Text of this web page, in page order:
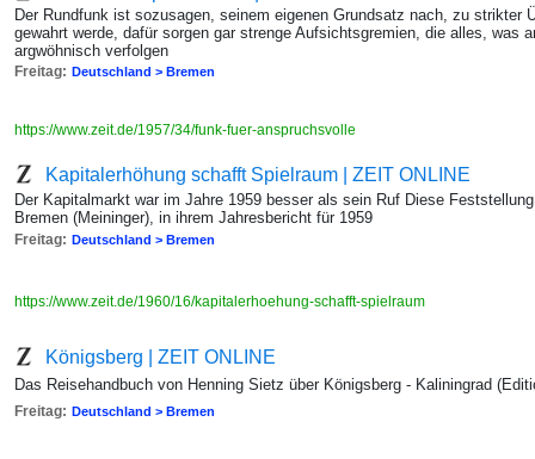
Der Rundfunk ist sozusagen, seinem eigenen Grundsatz nach, zu strikter
gewahrt werde, dafür sorgen gar strenge Aufsichtsgremien, die alles, was
argwöhnisch verfolgen
Freitag: Deutschland > Bremen
https://www.zeit.de/1957/34/funk-fuer-anspruchsvolle
Kapitalerhöhung schafft Spielraum | ZEIT ONLINE
Der Kapitalmarkt war im Jahre 1959 besser als sein Ruf Diese
Bremen (Meininger), in ihrem Jahresbericht für 1959
Freitag: Deutschland > Bremen
https://www.zeit.de/1960/16/kapitalerhoehung-schafft-spielraum
Königsberg | ZEIT ONLINE
Das Reisehandbuch von Henning Sietz über Königsberg - Kaliningrad
Freitag: Deutschland > Bremen